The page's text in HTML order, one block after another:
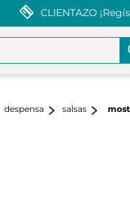
CLIENTAZO
despensa salsas